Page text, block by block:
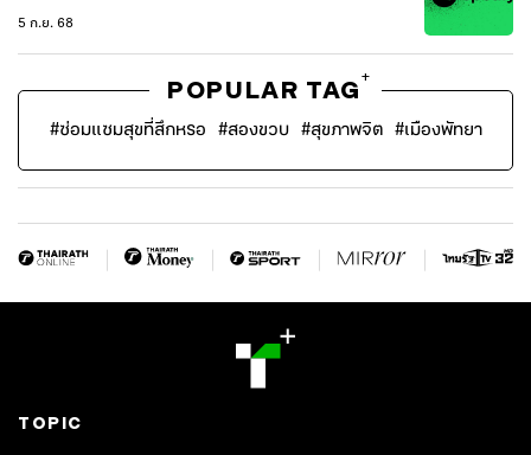
ปอติฟาย
5 ก.ย. 68
POPULAR TAG
+
#ซ่อมแซมสุขที่สึกหรอ #สองขวบ #สุขภาพจิต #เมืองพัทยา
TOPIC